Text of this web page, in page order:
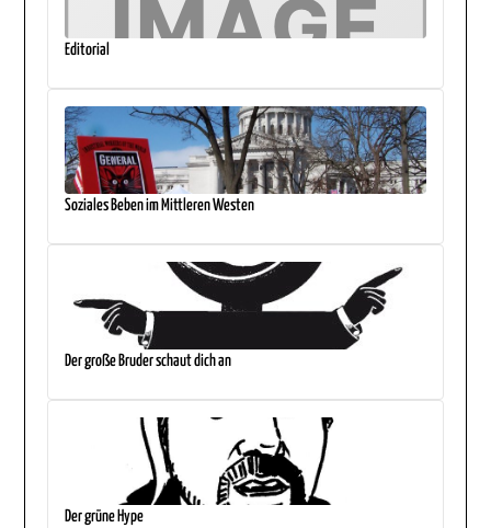
Editorial
Soziales Beben im Mittleren Westen
Der große Bruder schaut dich an
Der grüne Hype